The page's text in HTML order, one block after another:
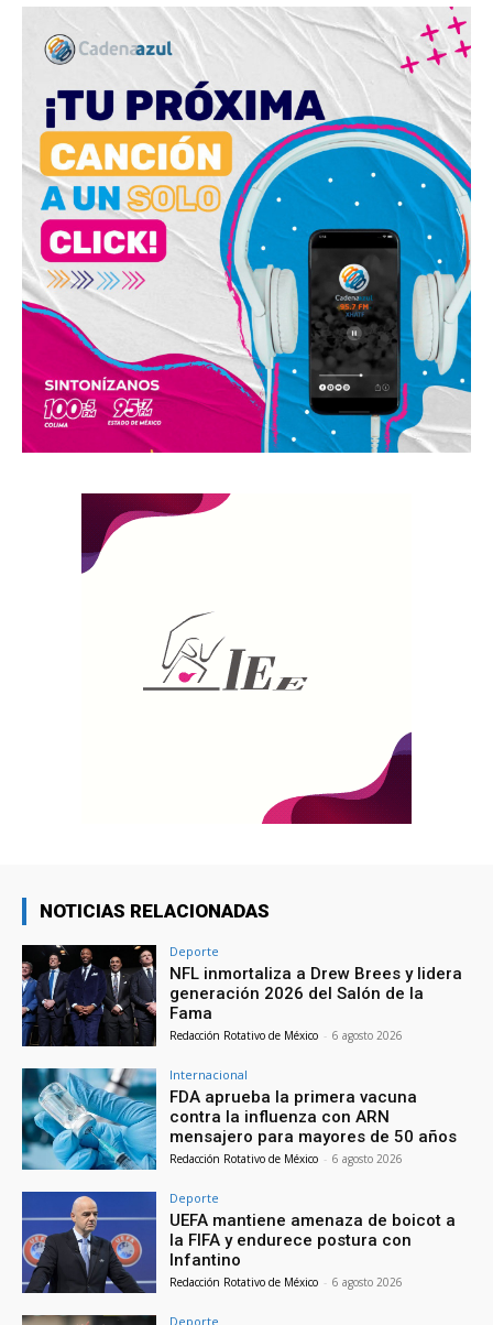
NOTICIAS RELACIONADAS
Deporte
NFL inmortaliza a Drew Brees y lidera
generación 2026 del Salón de la
Fama
Redacción Rotativo de México - 6 agosto 2026
Internacional
FDA aprueba la primera vacuna
contra la influenza con ARN
mensajero para mayores de 50 años
Redacción Rotativo de México - 6 agosto 2026
Deporte
UEFA mantiene amenaza de boicot a
la FIFA y endurece postura con
Infantino
Redacción Rotativo de México - 6 agosto 2026
Deporte